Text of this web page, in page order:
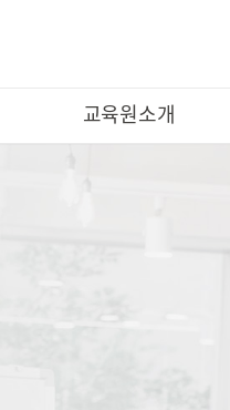
교육원소개